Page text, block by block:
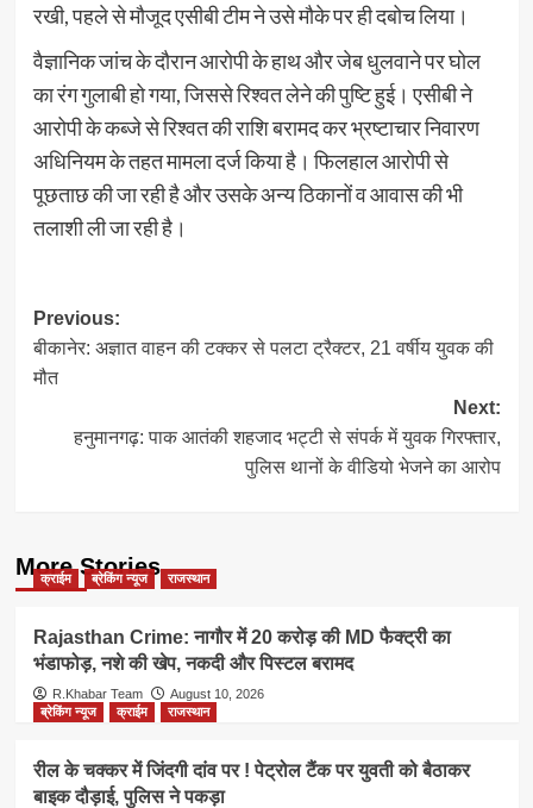
रखी, पहले से मौजूद एसीबी टीम ने उसे मौके पर ही दबोच लिया।
वैज्ञानिक जांच के दौरान आरोपी के हाथ और जेब धुलवाने पर घोल
का रंग गुलाबी हो गया, जिससे रिश्वत लेने की पुष्टि हुई। एसीबी ने
आरोपी के कब्जे से रिश्वत की राशि बरामद कर भ्रष्टाचार निवारण
अधिनियम के तहत मामला दर्ज किया है। फिलहाल आरोपी से
पूछताछ की जा रही है और उसके अन्य ठिकानों व आवास की भी
तलाशी ली जा रही है।
Post
navigation
Previous:
बीकानेर: अज्ञात वाहन की टक्कर से पलटा ट्रैक्टर, 21 वर्षीय युवक की
मौत
Next:
हनुमानगढ़: पाक आतंकी शहजाद भट्टी से संपर्क में युवक गिरफ्तार,
पुलिस थानों के वीडियो भेजने का आरोप
More Stories
क्राईम ब्रेकिंग न्यूज राजस्थान
Rajasthan Crime: नागौर में 20 करोड़ की MD फैक्ट्री का
भंडाफोड़, नशे की खेप, नकदी और पिस्टल बरामद
R.Khabar Team
August 10, 2026
ब्रेकिंग न्यूज
क्राईम राजस्थान
रील के चक्कर में जिंदगी दांव पर ! पेट्रोल टैंक पर युवती को बैठाकर
बाइक दौड़ाई, पुलिस ने पकड़ा